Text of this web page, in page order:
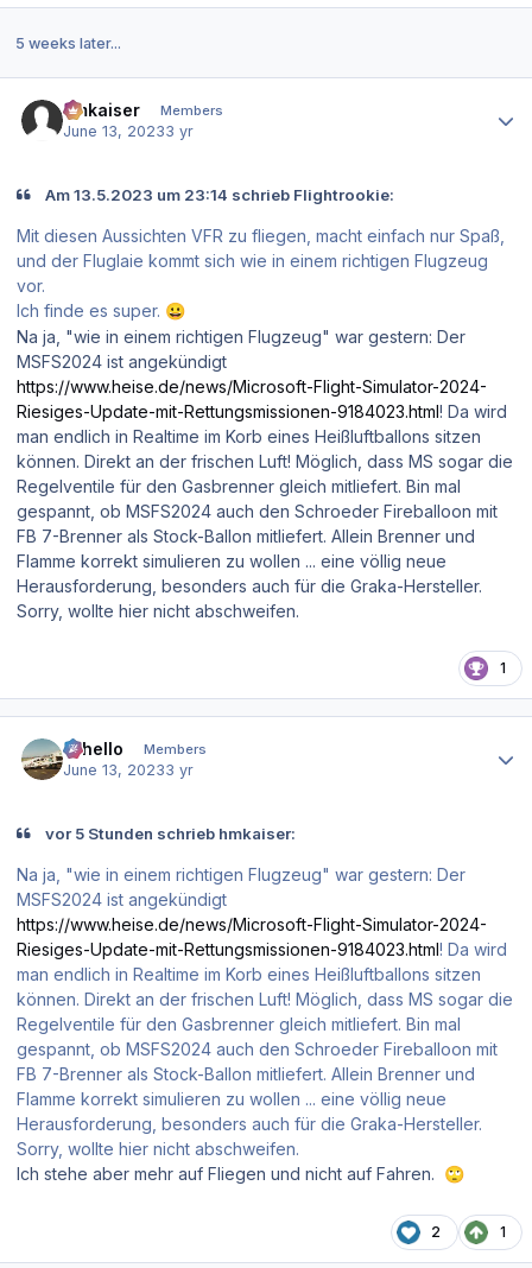
5 weeks later...
hmkaiser Members
June 13, 20233 yr
Am 13.5.2023 um 23:14 schrieb Flightrookie:
Mit diesen Aussichten VFR zu fliegen, macht einfach nur Spaß,
und der Fluglaie kommt sich wie in einem richtigen Flugzeug
vor.
Ich finde es super. 😀
Na ja, "wie in einem richtigen Flugzeug" war gestern: Der
MSFS2024 ist angekündigt
https://www.heise.de/news/Microsoft-Flight-Simulator-2024-
Riesiges-Update-mit-Rettungsmissionen-9184023.html! Da wird
man endlich in Realtime im Korb eines Heißluftballons sitzen
können. Direkt an der frischen Luft! Möglich, dass MS sogar die
Regelventile für den Gasbrenner gleich mitliefert. Bin mal
gespannt, ob MSFS2024 auch den Schroeder Fireballoon mit
FB 7-Brenner als Stock-Ballon mitliefert. Allein Brenner und
Flamme korrekt simulieren zu wollen ... eine völlig neue
Herausforderung, besonders auch für die Graka-Hersteller.
Sorry, wollte hier nicht abschweifen.
1
Othello Members
June 13, 20233 yr
vor 5 Stunden schrieb hmkaiser:
Na ja, "wie in einem richtigen Flugzeug" war gestern: Der
MSFS2024 ist angekündigt
https://www.heise.de/news/Microsoft-Flight-Simulator-2024-
Riesiges-Update-mit-Rettungsmissionen-9184023.html! Da wird
man endlich in Realtime im Korb eines Heißluftballons sitzen
können. Direkt an der frischen Luft! Möglich, dass MS sogar die
Regelventile für den Gasbrenner gleich mitliefert. Bin mal
gespannt, ob MSFS2024 auch den Schroeder Fireballoon mit
FB 7-Brenner als Stock-Ballon mitliefert. Allein Brenner und
Flamme korrekt simulieren zu wollen ... eine völlig neue
Herausforderung, besonders auch für die Graka-Hersteller.
Sorry, wollte hier nicht abschweifen.
Ich stehe aber mehr auf Fliegen und nicht auf Fahren. 🙄
2 1